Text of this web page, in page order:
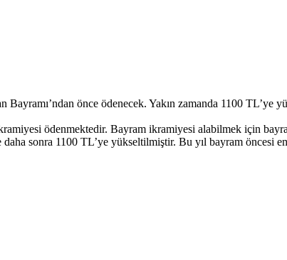
önce ödenecek. Yakın zamanda 1100 TL’ye
ödenmektedir. Bayram ikramiyesi alabilmek için
sonra 1100 TL’ye yükseltilmiştir. Bu yıl bayram